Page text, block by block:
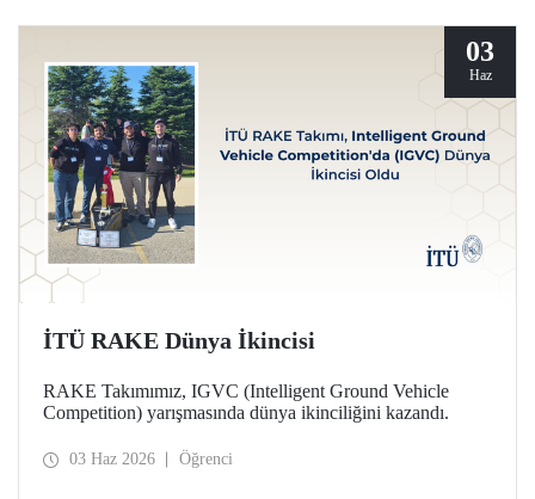
03
Haz
İTÜ RAKE Dünya İkincisi
RAKE Takımımız, IGVC (Intelligent Ground Vehicle
Competition) yarışmasında dünya ikinciliğini kazandı.
03 Haz 2026 Öğrenci